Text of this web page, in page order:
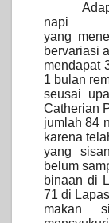
napi
yang
bervariasi
mendapat
1 bulan
seusai
Catherian
jumlah 84
karena
yang
belum
binaan di
71 di
makan